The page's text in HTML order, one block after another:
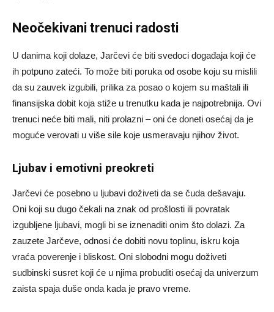
Neočekivani trenuci radosti
U danima koji dolaze, Jarčevi će biti svedoci događaja koji će
ih potpuno zateći. To može biti poruka od osobe koju su mislili
da su zauvek izgubili, prilika za posao o kojem su maštali ili
finansijska dobit koja stiže u trenutku kada je najpotrebnija. Ovi
trenuci neće biti mali, niti prolazni – oni će doneti osećaj da je
moguće verovati u više sile koje usmeravaju njihov život.
Ljubav i emotivni preokreti
Jarčevi će posebno u ljubavi doživeti da se čuda dešavaju.
Oni koji su dugo čekali na znak od prošlosti ili povratak
izgubljene ljubavi, mogli bi se iznenaditi onim što dolazi. Za
zauzete Jarčeve, odnosi će dobiti novu toplinu, iskru koja
vraća poverenje i bliskost. Oni slobodni mogu doživeti
sudbinski susret koji će u njima probuditi osećaj da univerzum
zaista spaja duše onda kada je pravo vreme.